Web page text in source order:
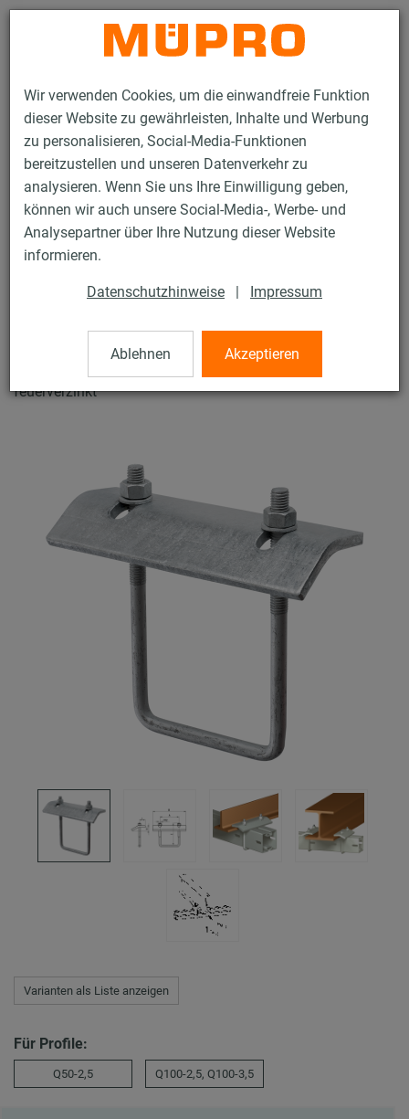
Wir verwenden Cookies, um die einwandfreie Funktion
dieser Website zu gewährleisten, Inhalte und Werbung
zu personalisieren, Social-Media-Funktionen
bereitzustellen und unseren Datenverkehr zu
analysieren. Wenn Sie uns Ihre Einwilligung geben,
können wir auch unsere Social-Media-, Werbe- und
Analysepartner über Ihre Nutzung dieser Website
informieren.
Datenschutzhinweise | Impressum
Ablehnen Akzeptieren
Kontakt
Produkte Befestigungstechnik
Lüftungsbefestigung
Feuerverzinkte Produkte für die Lüftungsbefestigung
MPT-Trägerkrallen
MPT-Trägerkrallen
feuerverzinkt
Varianten als Liste anzeigen
Für Profile:
Q50-2,5 Q100-2,5, Q100-3,5